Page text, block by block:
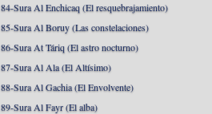
84-Sura Al Enchicaq (El resquebrajamiento)
85-Sura Al Boruy (Las constelaciones)
86-Sura At Táriq (El astro nocturno)
87-Sura Al Ala (El Altísimo)
88-Sura Al Gachia (El Envolvente)
89-Sura Al Fayr (El alba)